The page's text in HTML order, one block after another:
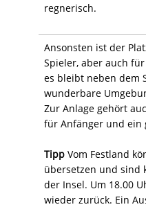
regnerisch.
Ansonsten ist der
Spieler, aber auch
es bleibt neben dem
wunderbare
Zur Anlage gehört
für Anfänger und ein
Tipp Vom Festland
übersetzen und sind
der Insel. Um 18.00
wieder zurück. Ein